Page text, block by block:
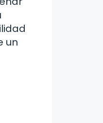
un